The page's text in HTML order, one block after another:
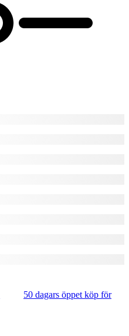
50 dagars öppet köp för